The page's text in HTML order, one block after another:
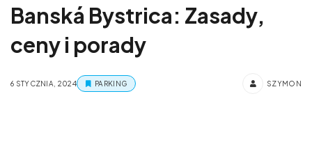
Banská Bystrica: Zasady,
ceny i porady
6 STYCZNIA, 2024 PARKING SZYMON